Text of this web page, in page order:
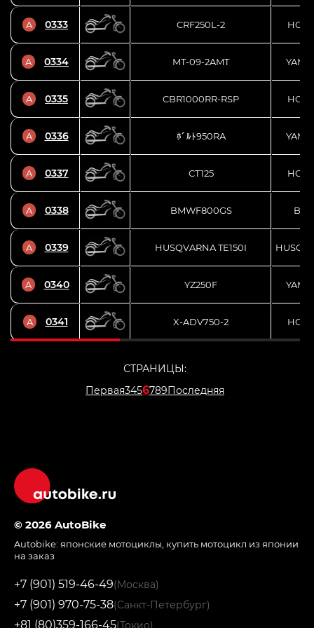
A 0333 CRF250L-2
A 0334 MT-09-2AMT
A 0335 CBR1000RR-RSP
A 0336 ﾎﾞﾙﾄ950RA
A 0337 CT125
A 0338 BMWF800GS
A 0339 HUSQVARNA TE150I
A 0340 YZ250F
A 0341 X-ADV750-2
СТРАНИЦЫ:
Первая3456789Последняя
© 2026 AutoBike
Autobike: японские мотоциклы, купить мотоцикл из японии
на заказ
+7 (901) 519-46-49(Москва)
+7 (901) 970-75-38(Санкт-Петербург)
+81 (80)359-166-45(Токио)